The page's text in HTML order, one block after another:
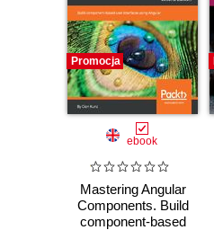
Promocja
ebook
Mastering Angular
Components. Build
component-based